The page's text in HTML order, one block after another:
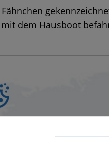
dem Hausboot